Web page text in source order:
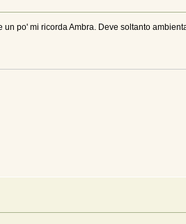
po' mi ricorda Ambra. Deve soltanto